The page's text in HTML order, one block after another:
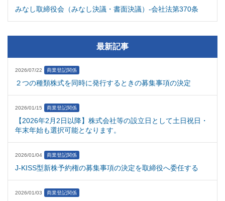
みなし取締役会（みなし決議・書面決議）-会社法第370条
最新記事
2026/07/22 商業登記関係
２つの種類株式を同時に発行するときの募集事項の決定
2026/01/15 商業登記関係
【2026年2月2日以降】株式会社等の設立日として土日祝日・
年末年始も選択可能となります。
2026/01/04 商業登記関係
J-KISS型新株予約権の募集事項の決定を取締役へ委任する
2026/01/03 商業登記関係